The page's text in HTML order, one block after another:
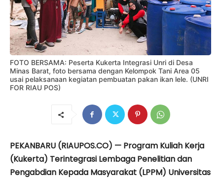
FOTO BERSAMA: Peserta Kukerta Integrasi Unri di Desa
Minas Barat, foto bersama dengan Kelompok Tani Area 05
usai pelaksanaan kegiatan pembuatan pakan ikan lele. (UNRI
FOR RIAU POS)
PEKANBARU (RIAUPOS.CO) — Program Kuliah Kerja
(Kukerta) Terintegrasi Lembaga Penelitian dan
Pengabdian Kepada Masyarakat (LPPM) Universitas